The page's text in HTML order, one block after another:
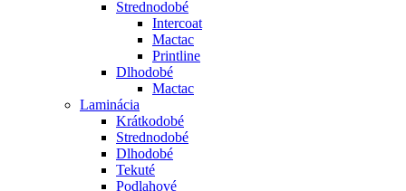
Strednodobé
Intercoat
Mactac
Printline
Dlhodobé
Mactac
Laminácia
Krátkodobé
Strednodobé
Dlhodobé
Tekuté
Podlahové